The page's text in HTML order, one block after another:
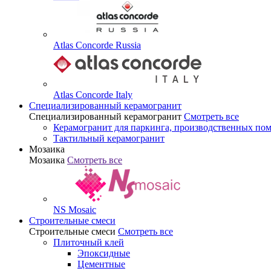
Atlas Concorde Russia
Atlas Concorde Italy
Специализированный керамогранит
Специализированный керамогранит Смотреть все
Керамогранит для паркинга, производственных
Тактильный керамогранит
Мозаика
Мозаика Смотреть все
NS Mosaic
Строительные смеси
Строительные смеси Смотреть все
Плиточный клей
Эпоксидные
Цементные